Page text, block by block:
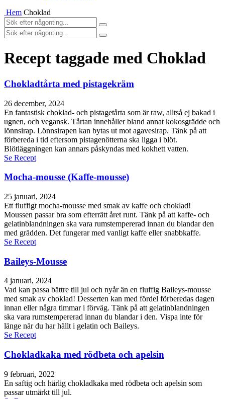
Hem Choklad
Recept taggade med Choklad
Chokladtårta med pistagekräm
26 december, 2024
En fantastisk choklad- och pistagetårta som är raw, alltså ej bakad i
ugnen, och vegansk. Tårtan innehåller bland annat kokosgrädde och
lönnsirap. Lönnsirapen kan bytas ut mot agavesirap. Tänk på att
förbereda i tid eftersom pistagenötterna ska ligga i blöt.
Blötläggningen kan annars påskyndas med kokhett vatten.
Se Recept
Mocha-mousse (Kaffe-mousse)
25 januari, 2024
Ett fluffigt mocha-mousse med smak av kaffe och choklad!
Moussen passar bra som efterrätt året runt. Tänk på att kaffe- och
gelatinblandningen ska vara rumstempererad innan du blandar den
med grädden. Det fungerar med vanligt kaffe eller snabbkaffe.
Se Recept
Baileys-Mousse
4 januari, 2024
Vad kan passa bättre till jul och nyår än en fluffig Baileys-mousse
med smak av choklad! Desserten kan med fördel förberedas dagen
innan eller några timmar i förväg. Tänk på att gelatinblandningen
ska vara rumstempererad innan du blandar i den. Vispa inte för
länge när du har hällt i gelatin och Baileys.
Se Recept
Chokladkaka med rödbeta och apelsin
9 februari, 2022
En saftig och härlig chokladkaka med rödbeta och apelsin som
passar utmärkt till jul.